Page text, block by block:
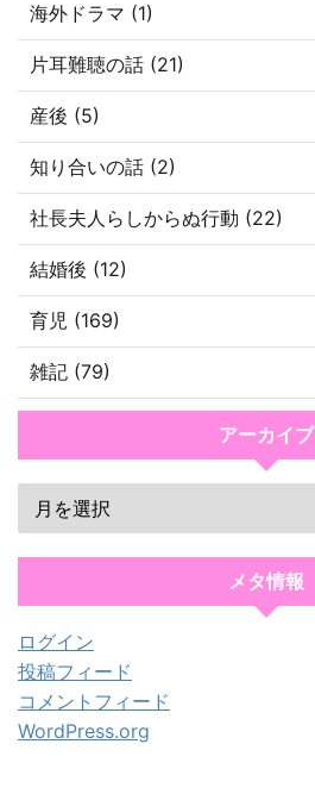
海外ドラマ (1)
片耳難聴の話 (21)
産後 (5)
知り合いの話 (2)
社長夫人らしからぬ行動 (22)
結婚後 (12)
育児 (169)
雑記 (79)
アーカイブ
メタ情報
ログイン
投稿フィード
コメントフィード
WordPress.org